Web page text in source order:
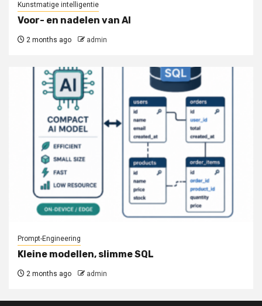
Kunstmatige intelligentie
Voor- en nadelen van AI
2 months ago admin
Prompt-Engineering
Kleine modellen, slimme SQL
2 months ago admin